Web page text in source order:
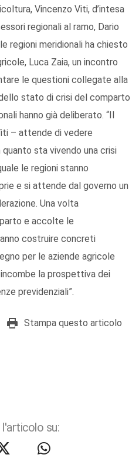
Vincenzo Viti, d’intesa
regionali al ramo, Dario
regioni meridionali ha chiesto
Luca Zaia, un incontro
le questioni collegate alla
stato di crisi del comparto
hanno già deliberato. “Il
– attende di vedere
sta vivendo una crisi
le regioni stanno
e si attende dal governo un
Una volta
e accolte le
costruire concreti
per le aziende agricole
la prospettiva dei
previdenziali”.
Stampa questo articolo
l'articolo su: